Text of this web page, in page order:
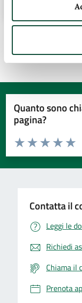
Quanto sono
pagina?
Valuta da 1 a 5 stelle la
Valuta
Valuta 3
Valuta 2 stelle
Valuta 1 stelle su 5
Contatta il
Leggi le
Richiedi
Chiama il
Prenota